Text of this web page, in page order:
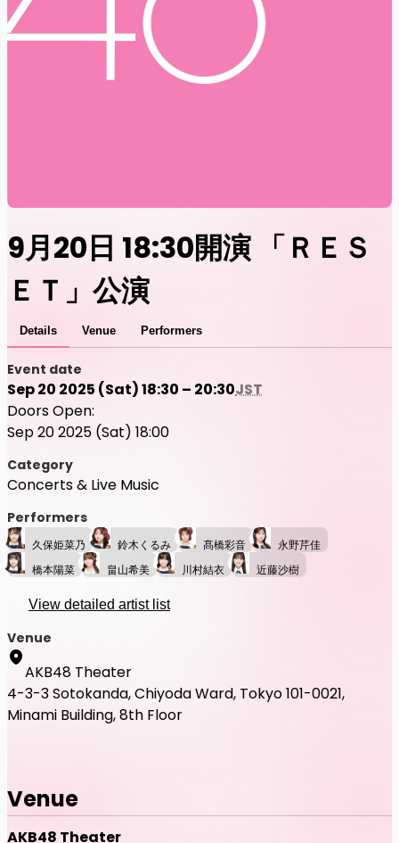
9月20日 18:30開演 「ＲＥＳ
ＥＴ」公演
Details Venue Performers
Event date
Sep 20 2025 (Sat) 18:30 – 20:30JST
Doors Open:
Sep 20 2025 (Sat) 18:00
Category
Concerts & Live Music
Performers
久保姫菜乃 鈴木くるみ 髙橋彩音
永野芹佳
橋本陽菜
畠山希美 川村結衣 近藤沙樹
View detailed artist list
Venue
AKB48 Theater
4-3-3 Sotokanda, Chiyoda Ward, Tokyo 101-0021,
Minami Building, 8th Floor
Venue
AKB48 Theater